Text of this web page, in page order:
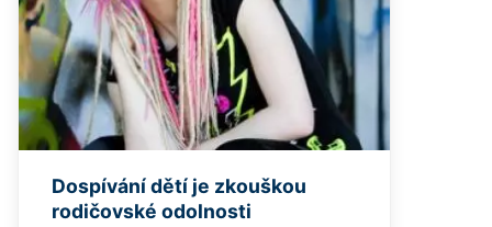
Dospívání dětí je zkouškou
rodičovské odolnosti